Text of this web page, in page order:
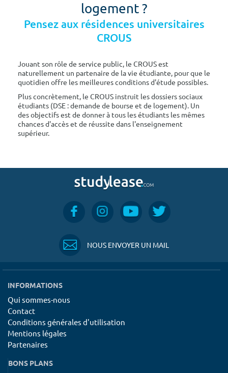
logement ?
Pensez aux résidences universitaires
CROUS
Jouant son rôle de service public, le CROUS est
naturellement un partenaire de la vie étudiante, pour que le
quotidien offre les meilleures conditions d'étude possibles.
Plus concrètement, le CROUS instruit les dossiers sociaux
étudiants (DSE : demande de bourse et de logement). Un
des objectifs est de donner à tous les étudiants les mêmes
chances d'accès et de réussite dans l'enseignement
supérieur.
NOUS ENVOYER UN MAIL
INFORMATIONS
Qui sommes-nous
Contact
Conditions générales d'utilisation
Mentions légales
Partenaires
BONS PLANS